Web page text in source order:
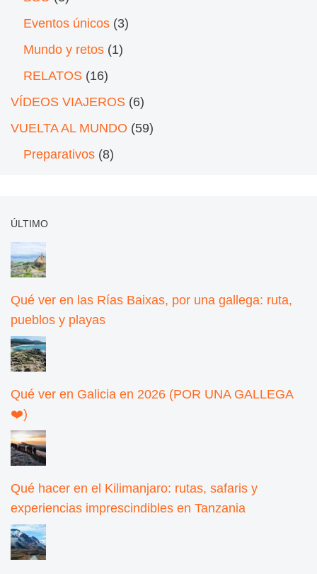
Eventos únicos (3)
Mundo y retos (1)
RELATOS (16)
VÍDEOS VIAJEROS (6)
VUELTA AL MUNDO (59)
Preparativos (8)
ÚLTIMO
Qué ver en las Rías Baixas, por una gallega: ruta,
pueblos y playas
Qué ver en Galicia en 2026 (POR UNA GALLEGA
❤️)
Qué hacer en el Kilimanjaro: rutas, safaris y
experiencias imprescindibles en Tanzania